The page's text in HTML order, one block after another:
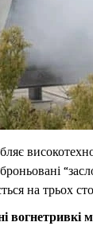
на трьох
вогнетривкі